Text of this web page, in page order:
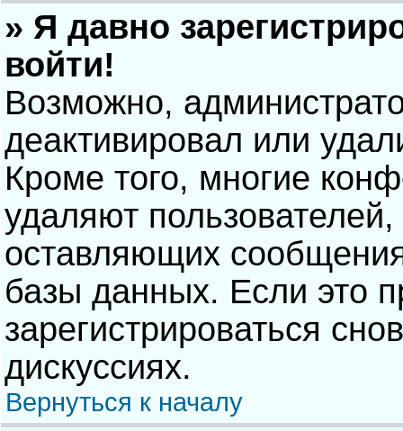
» Я давно
войти!
Возможно,
деактивировал или
Кроме того, многие
удаляют
оставляющих
базы данных. Если это
зарегистрироваться
дискуссиях.
Вернуться к началу